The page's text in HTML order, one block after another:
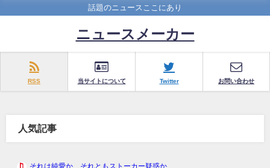
話題のニュースここにあり
ニュースメーカー
RSS 当サイトについて Twitter お問い合わせ
人気記事